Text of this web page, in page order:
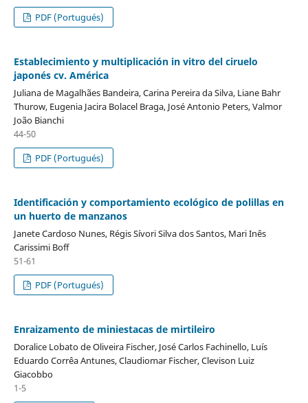
PDF (Portugués)
Establecimiento y multiplicación in vitro del ciruelo
japonés cv. América
Juliana de Magalhães Bandeira, Carina Pereira da Silva, Liane Bahr
Thurow, Eugenia Jacira Bolacel Braga, José Antonio Peters, Valmor
João Bianchi
44-50
PDF (Portugués)
Identificación y comportamiento ecológico de polillas en
un huerto de manzanos
Janete Cardoso Nunes, Régis Sívori Silva dos Santos, Mari Inês
Carissimi Boff
51-61
PDF (Portugués)
Enraizamento de miniestacas de mirtileiro
Doralice Lobato de Oliveira Fischer, José Carlos Fachinello, Luís
Eduardo Corrêa Antunes, Claudiomar Fischer, Clevison Luiz
Giacobbo
1-5